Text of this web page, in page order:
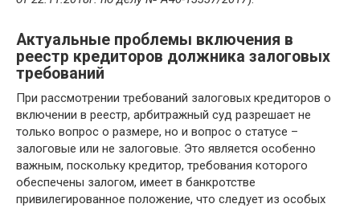
Актуальные проблемы включения в
реестр кредиторов должника залоговых
требований
При рассмотрении требований залоговых кредиторов о
включении в реестр, арбитражный суд разрешает не
только вопрос о размере, но и вопрос о статусе –
залоговые или не залоговые. Это является особенно
важным, поскольку кредитор, требования которого
обеспечены залогом, имеет в банкротстве
привилегированное положение, что следует из особых